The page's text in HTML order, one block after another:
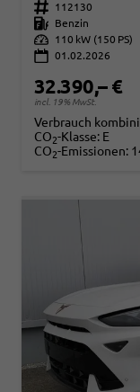
Fahrzeugnr. 112130
Kraftstoff
Benzin
Leistung
110 kW (150 PS)
01.02.2026
32.390,– €
incl. 19% MwSt.
Verbrauch
CO2-Klasse: E
CO2-Emissionen: